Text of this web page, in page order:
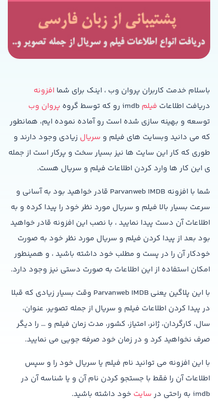
باسلام خدمت کاربران پروان وب ، اینک برای شما افزونه
دریافت اطلاعات فیلم imdb رو که توسط گروه
پروان وب
توسعه و بهینه سازی شده است رو آماده نموده ایم، همانطور
که می دانید وبسایت های فیلم و سریال زیادی وجود دارند و
طوری که کار این سایت ها نیز بسیار سخت و پرکار است از جمله
ی این کار ها وارد کردن اطلاعات فیلم و سریال هست.
شما با افزونه Parvanweb IMDB قادر خواهید بود به آسانی و
سرعت بسیار بالا فیلم و سریال مورد نظر خود را پیدا کرده و به
اطلاعات آن دست پیدا نمایید ، با نصب این افزونه قادر خواهید
بود بعد از پیدا کردن فیلم و سریال مورد نظر خود به صورت
خودکار آن را در پست و مطلب خود داشته باشید ، و همینطور
امکان استفاده از این اطلاعات به صورت دستی نیز وجود دارد.
با این پلاگین یعنی Parvanweb IMDB وقت بسیار زیادی که قبلا
در پیدا کردن اطلاعات فیلم و سریال از جمله تصویر، عنوان،
سال، کارگردان، ژانر، امتیاز، کشور، مدت زمان فیلم و … را دیگر
صرف نخواهید کرد و در زمان خود صرفه جویی می نمایید.
با این افزونه می توانید نام فیلم یا سریال خود را و سپس
اطلاعات آن را فقط با جستجو کردن نام آن و یا شناسه آن در
imdb به راحتی در
سایت خود داشته باشید.